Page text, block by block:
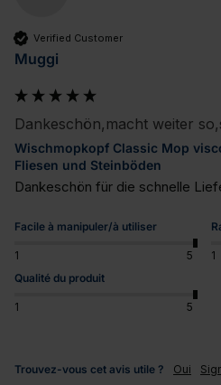
Verified Customer
Muggi
Dankeschön,macht weiter
Wischmopkopf Classic Mop
Fliesen und Steinböden
Dankeschön für die schnelle
Facile à manipuler/à utiliser
1 5 1
Qualité du produit
1 5
Trouvez-vous cet avis utile ? Oui